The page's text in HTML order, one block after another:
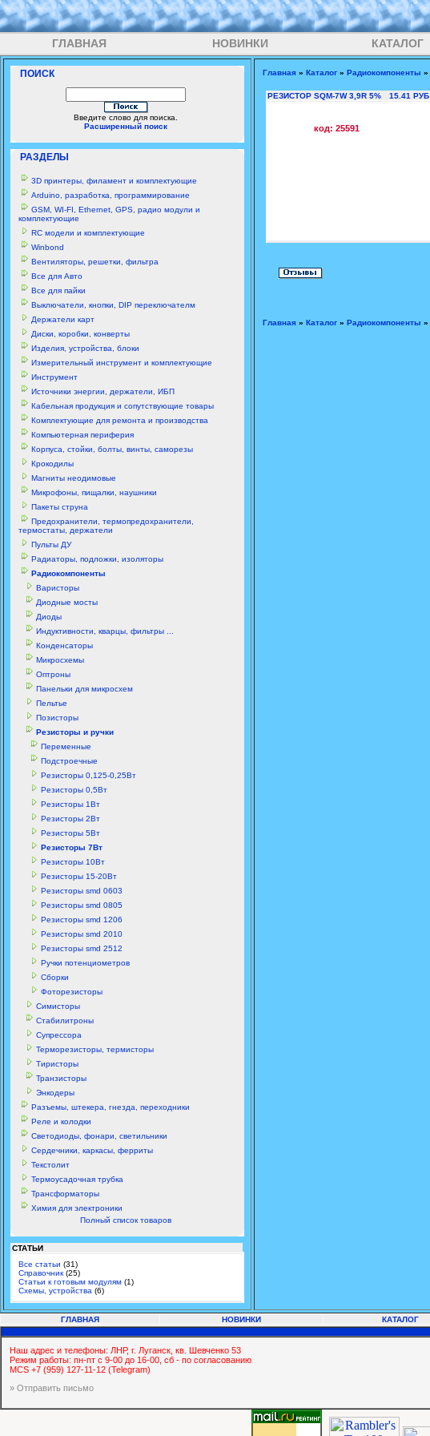
ГЛАВНАЯ НОВИНКИ КАТАЛОГ
ПОИСК
Введите слово для поиска.
Расширенный поиск
РАЗДЕЛЫ
3D принтеры, филамент и комплектующие
Arduino, разработка, программирование
GSM, WI-FI, Ethernet, GPS, радио модули и
комплектующие
RC модели и комплектующие
Winbond
Вентиляторы, решетки, фильтра
Все для Авто
Все для пайки
Выключатели, кнопки, DIP переключателм
Держатели карт
Диски, коробки, конверты
Изделия, устройства, блоки
Измерительный инструмент и комплектующие
Инструмент
Источники энергии, держатели, ИБП
Кабельная продукция и сопутствующие товары
Комплектующие для ремонта и производства
Компьютерная периферия
Корпуса, стойки, болты, винты, саморезы
Крокодилы
Магниты неодимовые
Микрофоны, пищалки, наушники
Пакеты струна
Предохранители, термопредохранители,
термостаты, держатели
Пульты ДУ
Радиаторы, подложки, изоляторы
Радиокомпоненты
Варисторы
Диодные мосты
Диоды
Индуктивности, кварцы, фильтры ...
Конденсаторы
Микросхемы
Оптроны
Панельки для микросхем
Пельтье
Позисторы
Резисторы и ручки
Переменные
Подстроечные
Резисторы 0,125-0,25Вт
Резисторы 0,5Вт
Резисторы 1Вт
Резисторы 2Вт
Резисторы 5Вт
Резисторы 7Вт
Резисторы 10Вт
Резисторы 15-20Вт
Резисторы smd 0603
Резисторы smd 0805
Резисторы smd 1206
Резисторы smd 2010
Резисторы smd 2512
Ручки потенциометров
Сборки
Фоторезисторы
Симисторы
Стабилитроны
Супрессора
Терморезисторы, термисторы
Тиристоры
Транзисторы
Энкодеры
Разъемы, штекера, гнезда, переходники
Реле и колодки
Светодиоды, фонари, светильники
Сердечники, каркасы, ферриты
Текстолит
Термоусадочная трубка
Трансформаторы
Химия для электроники
Полный список товаров
СТАТЬИ
Все статьи (31)
Справочник (25)
Статьи к готовым модулям (1)
Схемы, устройства (6)
Главная » Каталог » Радиокомпоненты »
РЕЗИСТОР SQM-7W 3,9R 5% 15.41 РУБ
код: 25591
Главная » Каталог » Радиокомпоненты »
ГЛАВНАЯ НОВИНКИ КАТАЛОГ
Наш адрес и телефоны: ЛНР, г. Луганск, кв. Шевченко 53
Режим работы: пн-пт с 9-00 до 16-00, сб - по согласованию
MCS +7 (959) 127-11-12 (Telegram)
» Отправить письмо